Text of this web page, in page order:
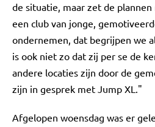
de situatie, maar zet de
een club van jonge,
ondernemen, dat begrijpen we
is ook niet zo dat zij per se de
andere locaties zijn door de
zijn in gesprek met Jump XL."
Afgelopen woensdag was er